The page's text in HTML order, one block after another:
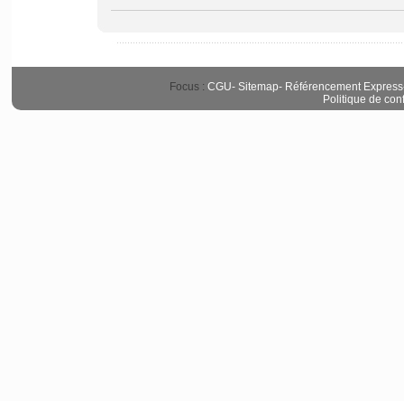
Focus : CGU- Sitemap- Référencement Express
Politique de